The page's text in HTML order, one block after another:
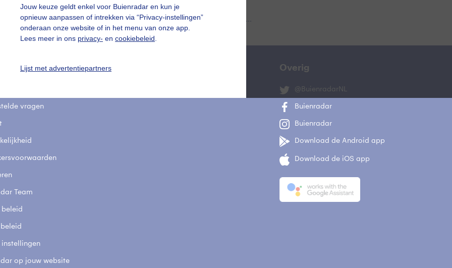
Jouw keuze geldt enkel voor Buienradar en kun je
opnieuw aanpassen of intrekken via “Privacy-instellingen”
onderaan onze website of in het menu van onze app.
Lees meer in ons privacy- en cookiebeleid
Lijst met advertentiepartners
Een moment geduld aub...
vragen
Team
beleid
instellingen
op jouw website
Overig
@BuienradarNL
Buienradar
Buienradar
Download de Android app
Download de iOS app